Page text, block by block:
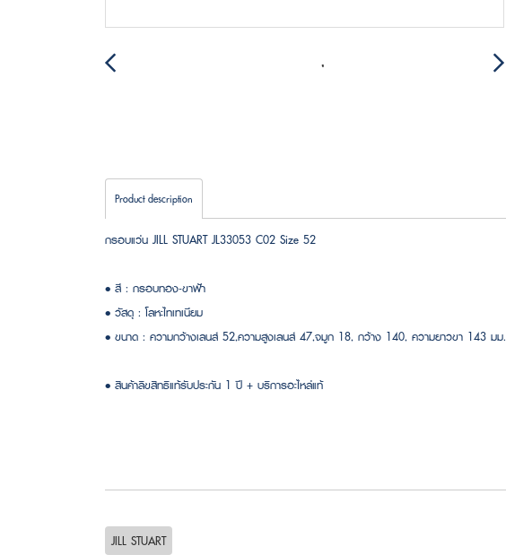
Product description
กรอบแว่น JILL STUART JL33053 C02 Size 52
• สี : กรอบทอง-ขาฟ้า
• วัสดุ : โลหะไทเทเนียม
• ขนาด : ความกว้างเลนส์ 52,ความสูงเลนส์ 47,จมูก 18, กว้าง 140, ความยาวขา 143 มม.
• สินค้าลิขสิทธิแท้รับประกัน 1 ปี + บริการอะไหล่แท้
JILL STUART